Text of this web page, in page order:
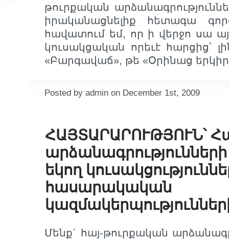
թուրքական
իրականացնելիք հետագա
հավատում եմ, որ ի վերջո սա
կուսակցական որեւէ հարցից՝
«Բարգավաճ», թե «Օրինաց
Posted by admin on December 1st, 2009
ՀԱՅՏԱՐԱՐՈՒԹՅՈՒՆ՝
եկող
հասարակական
Մենք` հայ-թուրքական